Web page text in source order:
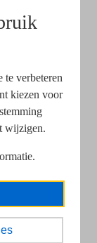
te verbeteren
kiezen voor
wijzigen.